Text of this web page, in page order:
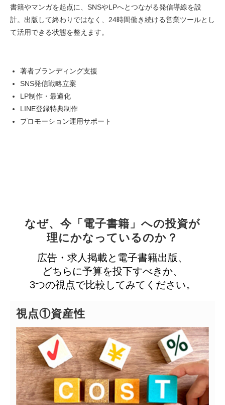
書籍やマンガを起点に、SNSやLPへとつながる発信導線を設
計。出版して終わりではなく、24時間働き続ける営業ツールとし
て活用できる状態を整えます。
著者ブランディング支援
SNS発信戦略立案
LP制作・最適化
LINE登録特典制作
プロモーション運用サポート
なぜ、今「電子書籍」への投資が
理にかなっているのか？
広告・求人掲載と電子書籍出版、
どちらに予算を投下すべきか、
3つの視点で比較してみてください。
視点①資産性